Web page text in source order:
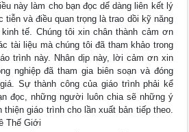
này làm cho bạn đọc dể dàng liên kết lý
và điều quan trọng là trao dồi kỹ năng
tế. Chúng tôi xin chân thành cảm ơn
tài liệu mà chúng tôi đã tham khảo trong
trình này. Nhân dịp này, lời cảm ơn xin
nghiệp đã tham gia biên soạn và đóng
Sự thành công của giáo trình phải kể
đọc, những người luôn chia sẽ những ý
thiện giáo trình cho lần xuất bản tiếp theo.
Thế Giới